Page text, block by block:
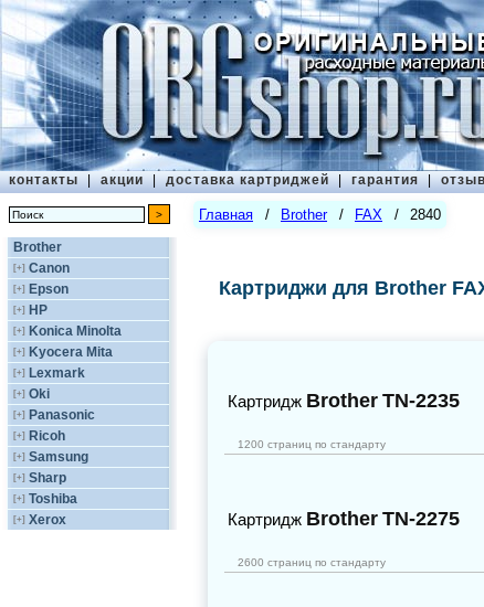
контакты | акции | доставка картриджей | гарантия |
Brother
[+] Canon
[+] Epson
[+] HP
[+] Konica Minolta
[+] Kyocera Mita
[+] Lexmark
[+] Oki
[+] Panasonic
[+] Ricoh
[+] Samsung
[+] Sharp
[+] Toshiba
[+] Xerox
Главная / Brother / FAX / 2840
Картриджи для Brother
Картридж Brother TN-2235
1200 страниц по стандарту
Картридж Brother TN-2275
2600 страниц по стандарту